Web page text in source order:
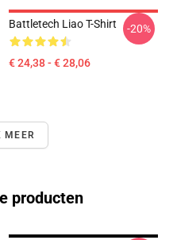
Battletech Liao T-Shirt
€ 24,38 - € 28,06
-20%
MEER
producten